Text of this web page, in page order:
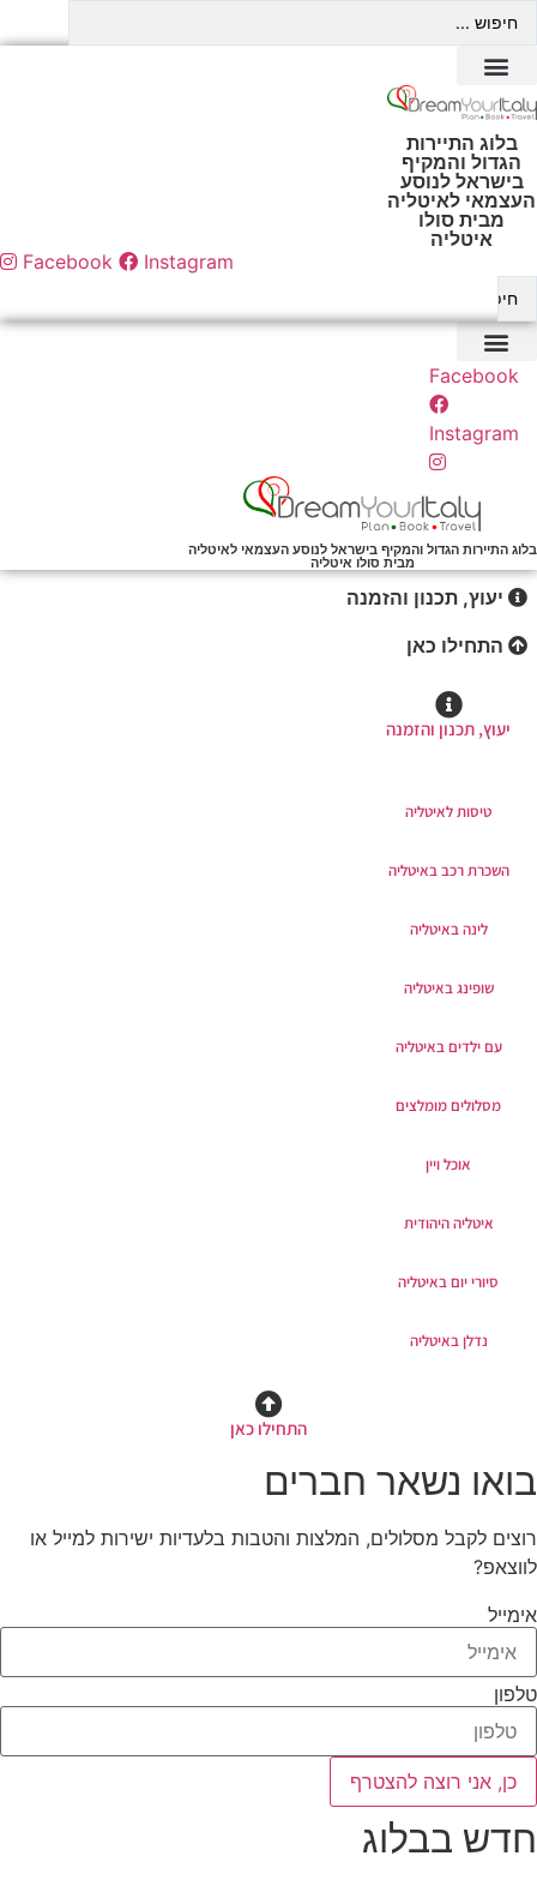
דלג
לתוכן
בלוג התיירות
הגדול והמקיף
בישראל לנוסע
העצמאי לאיטליה
מבית סולו
איטליה
Facebook
Instagram
Facebook
Instagram
בלוג התיירות הגדול והמקיף בישראל לנוסע העצמאי לאיטליה
מבית סולו איטליה
יעוץ, תכנון והזמנה
התחילו כאן
יעוץ, תכנון והזמנה
טיסות לאיטליה
השכרת רכב באיטליה
לינה באיטליה
שופינג באיטליה
עם ילדים באיטליה
מסלולים מומלצים
אוכל ויין
איטליה היהודית
סיורי יום באיטליה
נדלן באיטליה
התחילו כאן
בואו נשאר חברים
רוצים לקבל מסלולים, המלצות והטבות בלעדיות ישירות למייל או
לווצאפ?
אימייל
טלפון
כן, אני רוצה להצטרף
חדש בבלוג